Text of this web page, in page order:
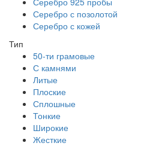
Серебро с позолотой
Серебро с кожей
Тип
50-ти грамовые
С камнями
Литые
Плоские
Сплошные
Тонкие
Широкие
Жесткие